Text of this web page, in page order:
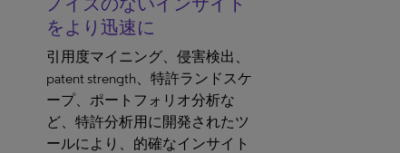
をより迅速に
引用度マイニング、侵害検出、
patent strength、特許ランドスケ
ープ、ポートフォリオ分析な
ど、特許分析用に開発されたツ
ールにより、的確なインサイト